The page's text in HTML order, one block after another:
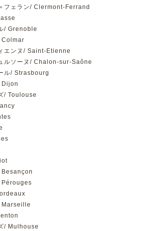
フェラン/ Clermont-Ferrand
/ Grenoble
Colmar
エンヌ/ Saint-Etienne
ルソーヌ/ Chalon-sur-Saône
ル/ Strasbourg
Dijon
/ Toulouse
Besançon
Pérouges
Marseille
/ Mulhouse